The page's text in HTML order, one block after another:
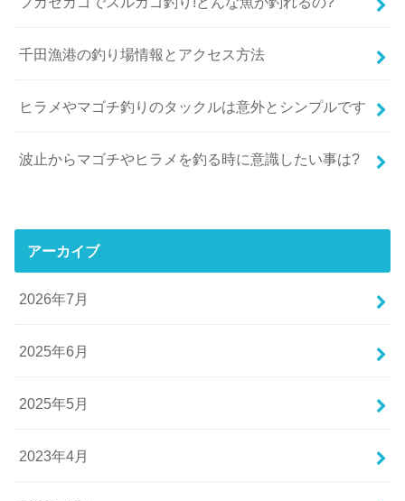
千田漁港の釣り場情報とアクセス方法
ヒラメやマゴチ釣りのタックルは意外とシンプルです
波止からマゴチやヒラメを釣る時に意識したい事は?
アーカイブ
2026年7月
2025年6月
2025年5月
2023年4月